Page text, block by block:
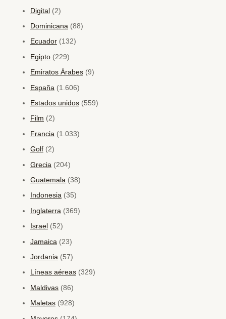
Digital (2)
Dominicana (88)
Ecuador (132)
Egipto (229)
Emiratos Árabes (9)
España (1.606)
Estados unidos (559)
Film (2)
Francia (1.033)
Golf (2)
Grecia (204)
Guatemala (38)
Indonesia (35)
Inglaterra (369)
Israel (52)
Jamaica (23)
Jordania (57)
Líneas aéreas (329)
Maldivas (86)
Maletas (928)